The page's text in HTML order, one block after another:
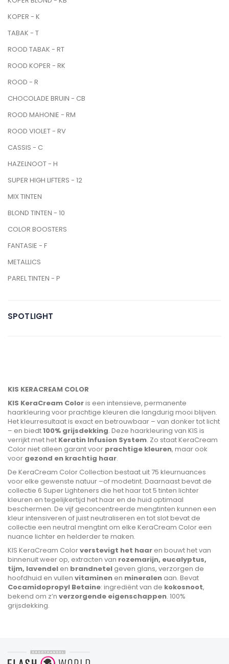
KOPER - K
TABAK - T
ROOD TABAK - RT
ROOD KOPER - RK
ROOD - R
CHOCOLADE BRUIN - CB
ROOD MAHONIE - RM
ROOD VIOLET - RV
CASSIS - C
HAZELNOOT - H
SUPER HIGH LIFTERS - 12
MIX TINTEN
BLOND TINTEN - 10
COLOR BOOSTERS
FANTASIE - F
METALLICS
PAREL TINTEN - P
SPOTLIGHT
KIS KERACREAM COLOR
KIS KeraCream Coloris een intensieve, permanente
haarkleuring voor prachtige kleuren die langdurig mooi blijven.
Het kleurresultaat is exact en betrouwbaar – van donker tot licht
– en biedt100% grijsdekking. Deze haarkleuring van KIS is
verrijkt met het Keratin Infusion System. Zo staat KeraCream
Color niet alleen garant voor prachtige kleuren, maar ook
voor gezond en krachtig haar.
De KeraCream Color Collection bestaat uit 75 kleurnuances
voor elke gewenste natuur –of modetint. Daarnaast bevat de
collectie 6 Super Lighteners die het haar tot 5 tinten lichter
kleuren en tegelijkertijd het haar en de huid optimaal
beschermen. De vijf geconcentreerde mengtinten kunnen een
kleur intensiveren of juist neutraliseren en tot slot bevat de
collectie een neutral mengtint om elke KeraCream Color een
nuance lichter en helderder te maken.
KIS KeraCream Colorverstevigt het haar en bouwt het van
binnenuit weer op, extracten van rozemarijn, eucalyptus,
tijm, lavendel en brandnetel geven glans, verzorgen de
hoofdhuid en vullen vitaminen en mineralen aan. Bevat
Cocamidopropyl Betaine: ingrediënt van de kokosnoot,
bekend om z’n verzorgende eigenschappen. 100%
grijsdekking.